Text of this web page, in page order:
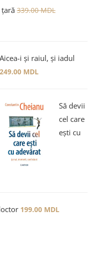
339.00MDL
Aicea-i și raiul, și iadul
249.00 MDL
Să devii
cel care
ești cu
199.00 MDL